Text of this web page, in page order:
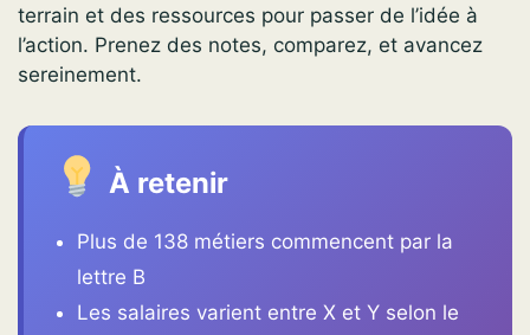
terrain et des ressources pour passer de l’idée à
l’action. Prenez des notes, comparez, et avancez
sereinement.
À retenir
Plus de 138 métiers commencent par la
lettre B
Les salaires varient entre X et Y selon le